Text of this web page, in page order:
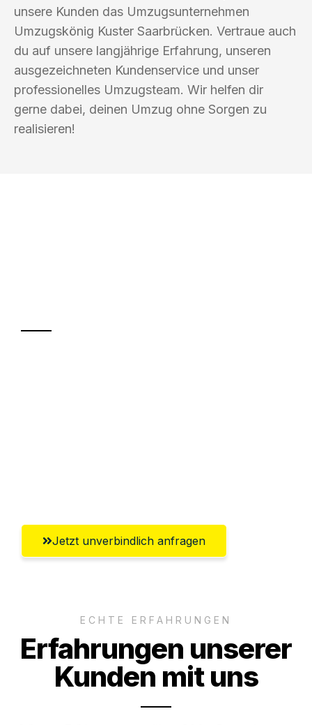
unsere Kunden das Umzugsunternehmen
Umzugskönig Kuster Saarbrücken. Vertraue auch
du auf unsere langjährige Erfahrung, unseren
ausgezeichneten Kundenservice und unser
professionelles Umzugsteam. Wir helfen dir
gerne dabei, deinen Umzug ohne Sorgen zu
realisieren!
Jetzt unverbindlich anfragen
ECHTE ERFAHRUNGEN
Erfahrungen unserer
Kunden mit uns